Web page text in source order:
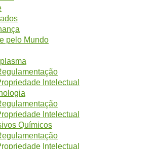
pelo Mundo
Intelectual
Intelectual
Químicos
Intelectual